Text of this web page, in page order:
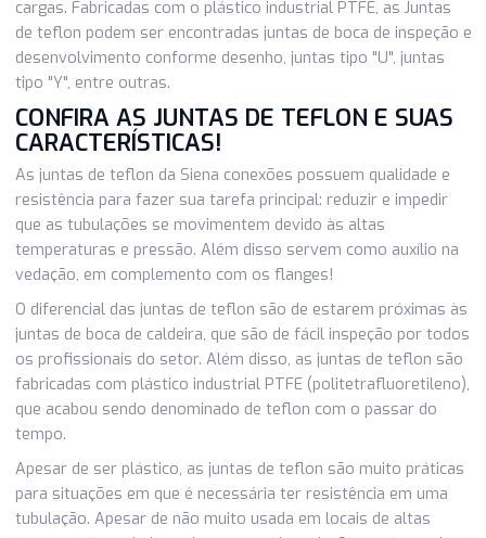
QUALIDADE!
Juntas de teflon podem ser fabricadas em teflon puro ou
cargas. Fabricadas com o plástico industrial PTFE, as
de teflon podem ser encontradas juntas de boca de
tipo "Y", entre outras.
CONFIRA AS JUNTAS DE TEFLON E
CARACTERÍSTICAS!
resistência para fazer sua tarefa principal: reduzir e
que as tubulações se movimentem devido às altas
temperaturas e pressão. Além disso servem como
vedação, em complemento com os flanges!
O diferencial das juntas de teflon são de estarem
juntas de boca de caldeira, que são de fácil inspeção por
os profissionais do setor. Além disso, as juntas de teflon
fabricadas com plástico industrial PTFE